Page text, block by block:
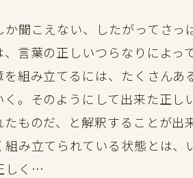
聞こえない、したがってさっ
、言葉の正しいつらなりによ
を組み立てるには、たくさん
く。そのようにして出来た正
ものだ、と解釈することが出
み立てられている状態とは、
しく…